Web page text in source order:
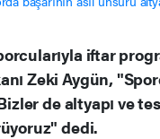
iftar
Zeki Aygün,
de altyapı ve
dedi.